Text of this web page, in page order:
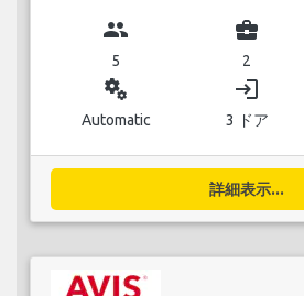
group
5
business_center
2
miscellaneous_services
Automatic
login
3 ドア
詳細表示...